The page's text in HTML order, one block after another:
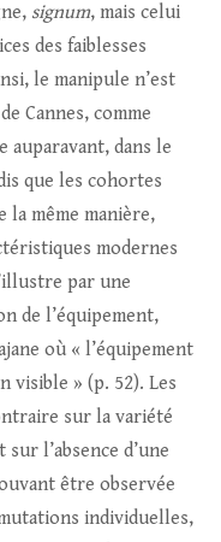
signum, mais celui
des faiblesses
le manipule n’est
Cannes, comme
auparavant, dans le
que les cohortes
la même manière,
modernes
par une
de l’équipement,
où « l’équipement
visible » (p. 52). Les
sur la variété
l’absence d’une
être observée
individuelles,